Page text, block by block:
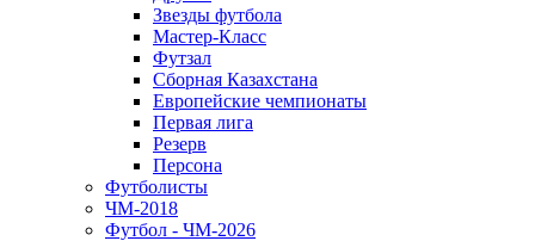
Звезды футбола
Мастер-Класс
Футзал
Сборная Казахстана
Европейские чемпионаты
Первая лига
Резерв
Персона
Футболисты
ЧМ-2018
Футбол - ЧМ-2026